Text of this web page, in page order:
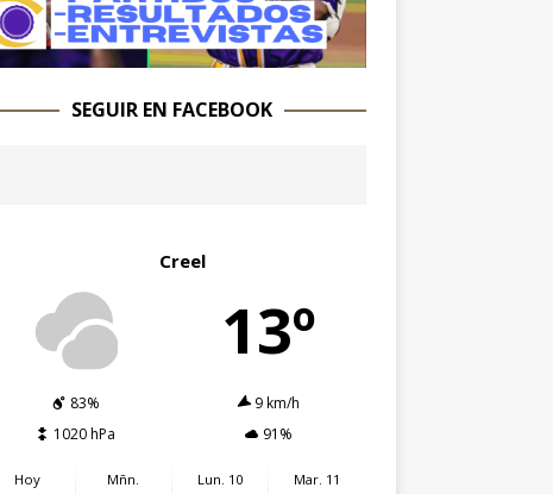
SEGUIR EN FACEBOOK
Creel
13º
83%
9 km/h
1020 hPa
91%
Hoy
Mñn.
Lun. 10
Mar. 11